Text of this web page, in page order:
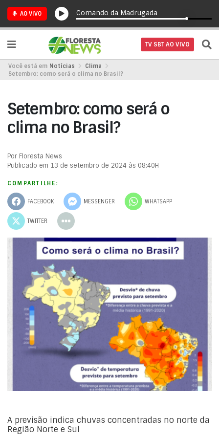
AO VIVO Comando da Madrugada
TV SBT AO VIVO
Você está em Notícias
Clima
Setembro: como será o clima no Brasil?
Setembro: como será o
clima no Brasil?
Por Floresta News
Publicado em 13 de setembro de 2024 às 08:40H
COMPARTILHE:
FACEBOOK MESSENGER WHATSAPP
TWITTER
A previsão indica chuvas concentradas no norte da
Região Norte e Sul